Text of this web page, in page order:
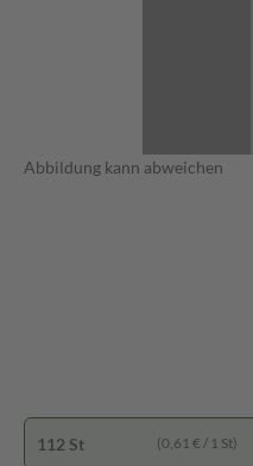
Abbildung kann abweichen
112 St (0,61 € / 1 St)